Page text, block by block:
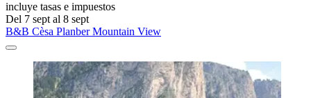
incluye tasas e impuestos
Del 7 sept al 8 sept
B&B Cèsa Planber Mountain View